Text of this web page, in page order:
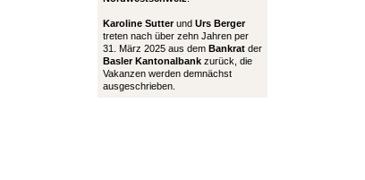
Karoline Sutterund Urs Berger
treten nach über zehn Jahren per
31. März 2025 aus dem Bankrat der
Basler Kantonalbank zurück, die
Vakanzen werden demnächst
ausgeschrieben.